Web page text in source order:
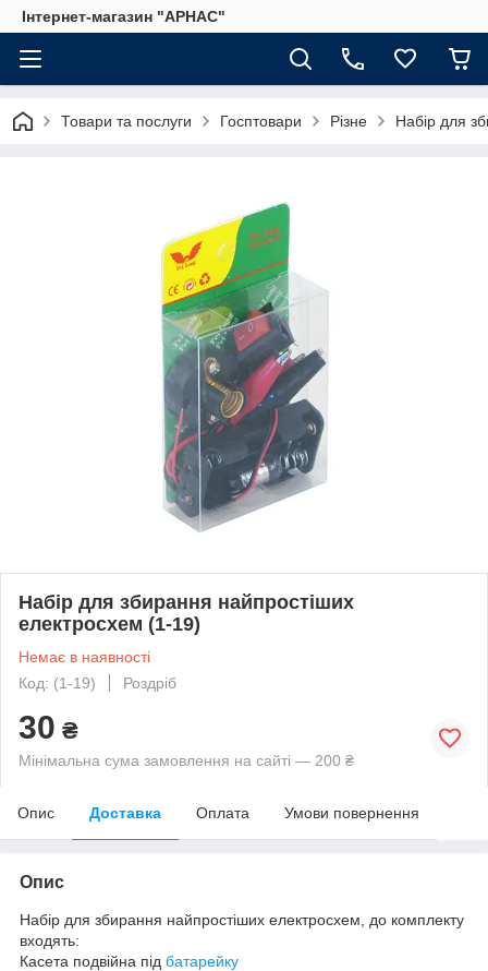
Інтернет-магазин "АРНАС"
Товари та послуги Госптовари Різне Набір для
Набір для збирання найпростіших
електросхем (1-19)
Немає в наявності
Код: (1-19)
Роздріб
30 ₴
Мінімальна сума замовлення на сайті — 200 ₴
Опис Доставка Оплата Умови повернення
Опис
Набір для збирання найпростіших електросхем, до комплекту
входять:
Касета подвійна під батарейку